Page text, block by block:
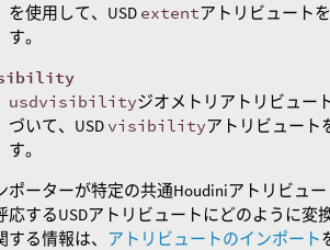
を使用して、USD extentアトリビュート
す。
usdvisibilityジオメトリアトリビュー
づいて、USD visibilityアトリビュート
す。
ポーターが特定の共通Houdiniアトリビュ
応するUSDアトリビュートにどのように変
する情報は、 アトリビュートのインポート